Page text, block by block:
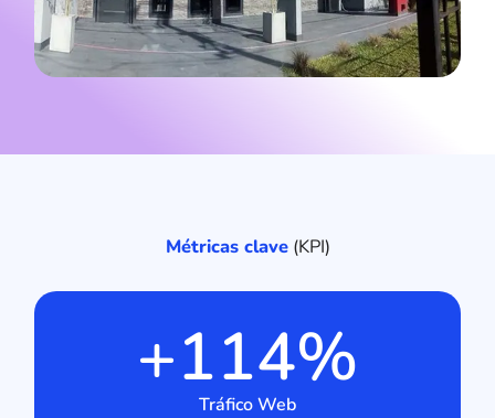
Métricas clave(KPI)
+114%
Tráfico Web